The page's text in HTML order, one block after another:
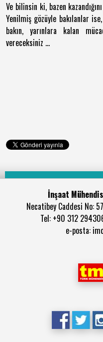
Ve bilinsin ki, bazen
Yenilmiş gözüyle bakılanlar
bakın, yarınlara kalan
vereceksiniz ...
İnşaat
Necatibey Caddesi No:
Tel: +90 312
e-posta: